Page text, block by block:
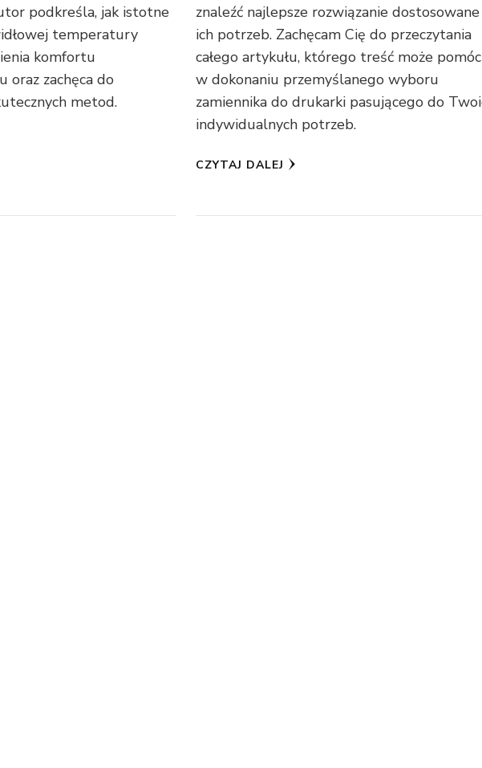
podkreśla, jak istotne
temperatury
komfortu
oraz zachęca do
metod.
znaleźć najlepsze rozwiązanie
ich potrzeb. Zachęcam Cię do przeczytania
całego artykułu, którego treść może
w dokonaniu przemyślanego wyboru
zamiennika do drukarki pasującego do
indywidualnych potrzeb.
CZYTAJ DALEJ